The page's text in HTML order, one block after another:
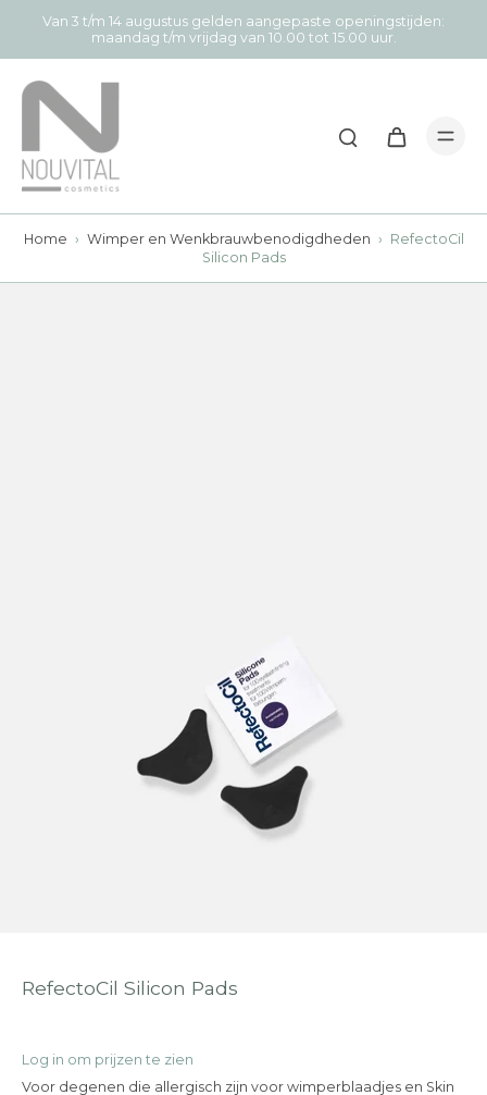
Van 3 t/m 14 augustus gelden aangepaste openingstijden:
maandag t/m vrijdag van 10.00 tot 15.00 uur.
Home › Wimper en Wenkbrauwbenodigdheden › RefectoCil
Silicon Pads
RefectoCil Silicon Pads
Log in om prijzen te zien
Voor degenen die allergisch zijn voor wimperblaadjes en Skin